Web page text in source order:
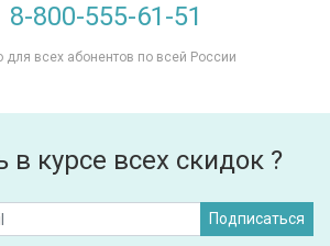
8-800-555-61-51
для всех абонентов по всей России
в курсе всех скидок ?
Подписаться